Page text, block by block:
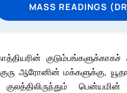
MASS READINGS
ஆரோனின் மக்களுக்கு, யூதா
பென்யமின்